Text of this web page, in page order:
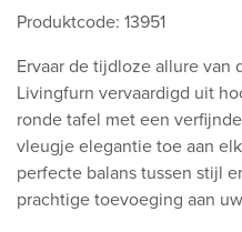
Produktcode: 13951
Ervaar de tijdloze allure van
Livingfurn vervaardigd uit
ronde tafel met een
vleugje elegantie toe aan
perfecte balans tussen stijl
prachtige toevoeging aan